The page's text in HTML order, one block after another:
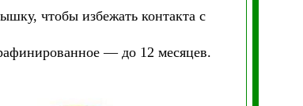
чтобы избежать контакта с
— до 12 месяцев.